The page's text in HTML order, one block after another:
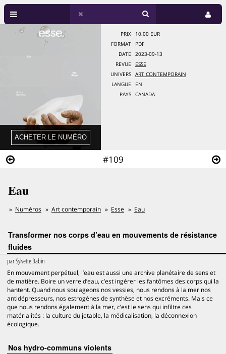
#109
PRIX
10.00 EUR
FORMAT
PDF
DATE
2023-09-13
REVUE
ESSE
UNIVERS
ART CONTEMPORAIN
LANGUE
EN
PAYS
CANADA
Eau
Numéros Art contemporain Esse Eau
Transformer nos corps d’eau en mouvements de résistance
fluides
parSylvette Babin
En mouvement perpétuel, l’eau est aussi une archive planétaire de sens et
de matière. Boire un verre d’eau, c’est ingérer les fantômes des corps qui la
hantent. Quand nous soulageons nos vessies, nous rendons à la mer nos
antidépresseurs, nos estrogènes de synthèse et nos excréments. Mais ce
que nous rendons également à la mer, c’est le sens qui infiltre ces
matérialités : la culture du jetable, la médicalisation, la déconnexion
écologique.
Nos hydro-communs violents